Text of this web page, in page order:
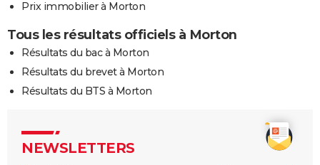
Prix immobilier à Morton
Tous les résultats officiels à Morton
Résultats du bac à Morton
Résultats du brevet à Morton
Résultats du BTS à Morton
NEWSLETTERS